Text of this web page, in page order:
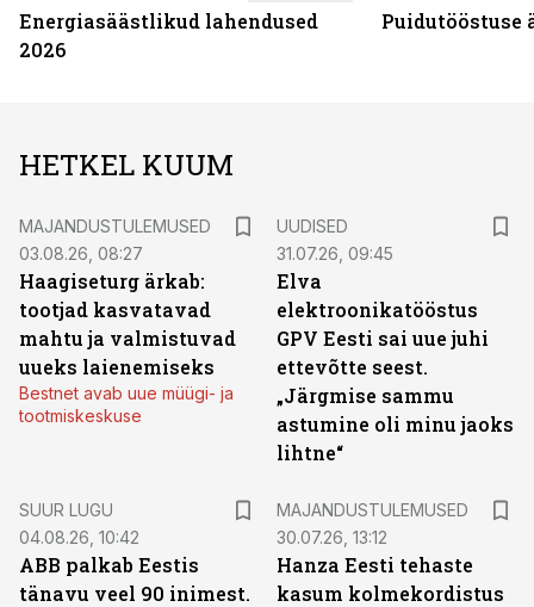
Energiasäästlikud lahendused
2026
Puidutööstuse
HETKEL KUUM
MAJANDUSTULEMUSED
03.08.26, 08:27
Haagiseturg ärkab:
tootjad kasvatavad
mahtu ja valmistuvad
uueks laienemiseks
Bestnet avab uue müügi- ja
tootmiskeskuse
UUDISED
31.07.26, 09:45
Elva
elektroonikatööstus
GPV Eesti sai uue juhi
ettevõtte seest.
„Järgmise sammu
astumine oli minu jaoks
lihtne“
SUUR LUGU
04.08.26, 10:42
ABB palkab Eestis
tänavu veel 90 inimest.
MAJANDUSTULEMUSED
30.07.26, 13:12
Hanza Eesti tehaste
kasum kolmekordistus